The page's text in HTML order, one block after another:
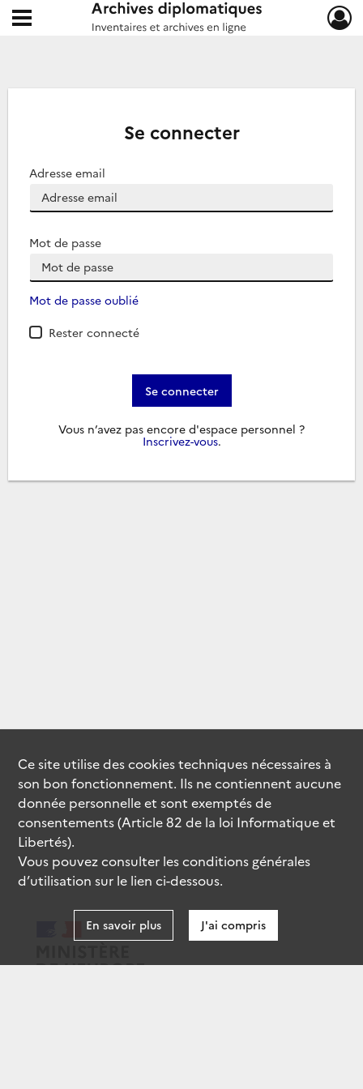
Archives diplomatiques
Ouvrir le menu déroulant
Se connecter
Adresse email
Mot de passe
Mot de passe oublié
Rester connecté
Se connecter
Vous n’avez pas encore d'espace personnel ?
Inscrivez-vous.
Ce site utilise descookiestechniques nécessaires à
son bon fonctionnement. Ils ne contiennent aucune
donnée personnelle et sont exemptés de
consentements (Article 82 de la loi Informatique et
Libertés).
Vous pouvez consulter les conditions générales
d’utilisation sur le lien ci-dessous.
En savoir plus J'ai compris